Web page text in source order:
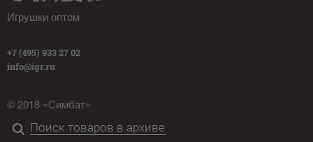
Игрушки оптом
+7 (495) 933 27 02
info@igr.ru
© 2018 «Симбат»